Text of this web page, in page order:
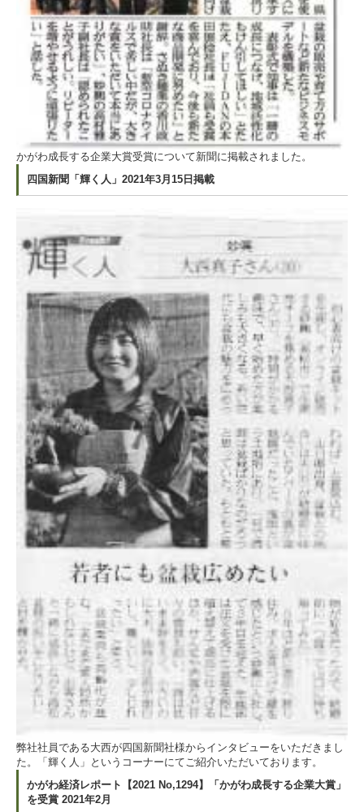
かがわ成長する企業大賞受賞について新聞に掲載されました。
四国新聞「輝く人」2021年3月15日掲載
弊社社員である大西が四国新聞社様からインタビューをいただきまし
た。「輝く人」というコーナーにてご紹介いただいております。
かがわ経済レポート【2021 No,1294】「かがわ成長する企業大賞」
を受賞 2021年2月